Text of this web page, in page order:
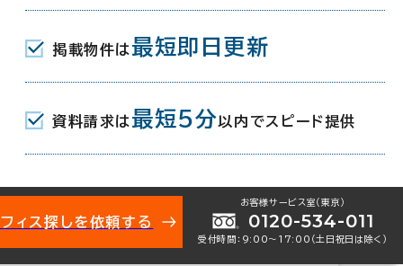
掲載物件は 最短即日更新
資料請求は 最短5分 以内でスピード提供
ィス探しを依頼する
お客様サービス室（東京）
0120-534-011
受付時間：9:00〜17:00（土日祝日は除く）